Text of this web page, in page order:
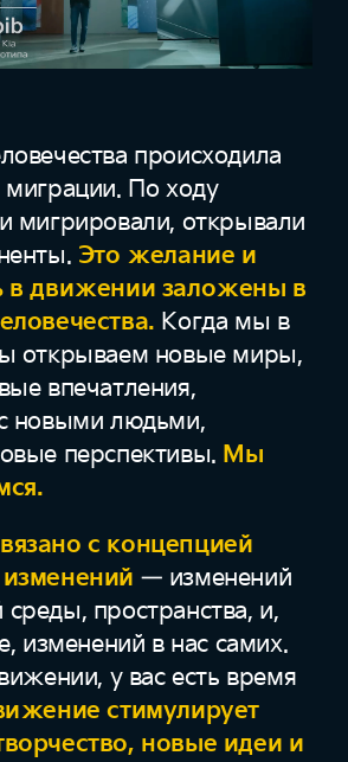
происходила
миграции. По ходу
мигрировали, открывали
Это желание и
в движении заложены в
Когда мы в
открываем новые миры,
впечатления,
новыми людьми,
перспективы. Мы
с концепцией
— изменений
пространства, и,
изменений в нас самих.
у вас есть время
стимулирует
новые идеи и